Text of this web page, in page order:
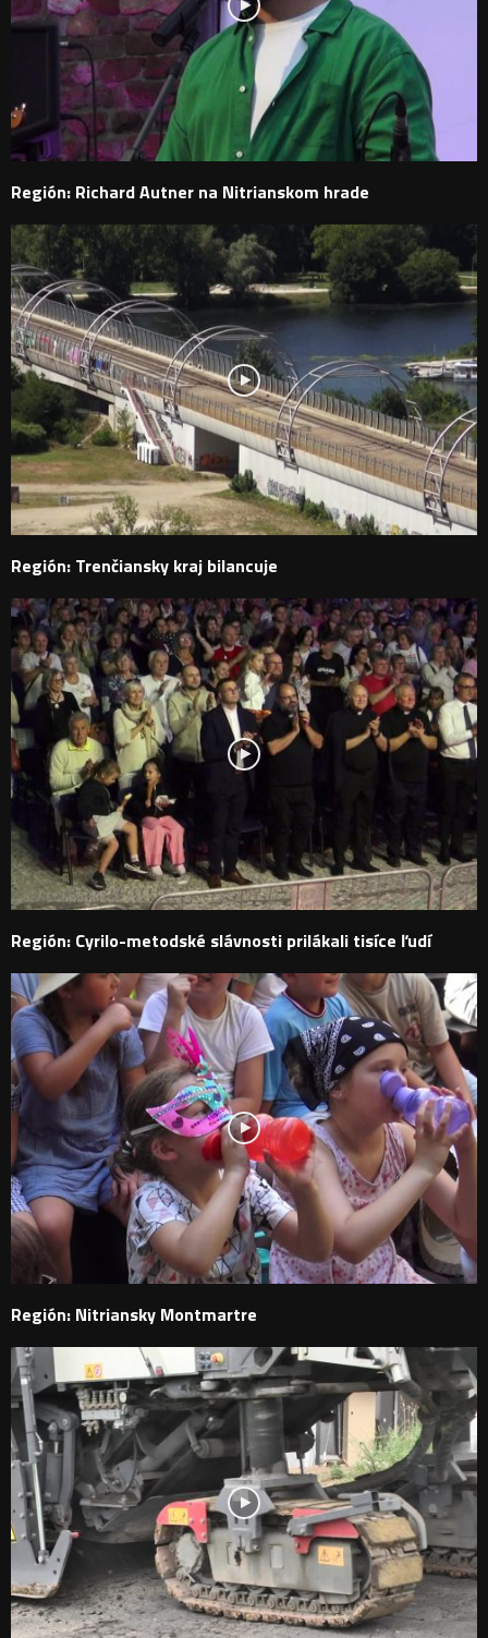
Región: Richard Autner na Nitrianskom hrade
Región: Trenčiansky kraj bilancuje
Región: Cyrilo-metodské slávnosti prilákali tisíce ľudí
Región: Nitriansky Montmartre